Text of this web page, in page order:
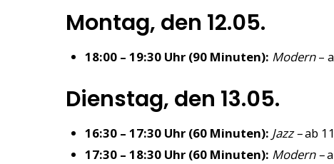
Montag, den 12.05.
18:00 – 19:30 Uhr (90 Minuten): Modern–
Dienstag, den 13.05.
16:30 – 17:30 Uhr (60 Minuten): Jazz –ab
17:30 – 18:30 Uhr (60 Minuten): Modern –